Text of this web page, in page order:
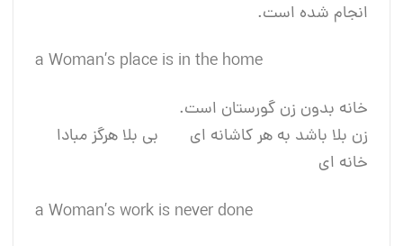
انجام شده است.
a Woman’s place is in the home
خانه بدون زن گورستان است.
زن بلا باشد به هر کاشانه ای بی بلا هرگز مبادا
خانه ای
a Woman’s work is never done